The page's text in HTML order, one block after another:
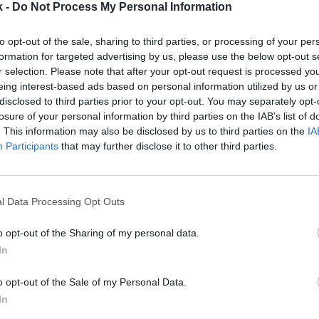
- Do Not Process My Personal Information
opt-out of the sale, sharing to third parties, or processing of your
for targeted advertising by us, please use the below opt-out
selection. Please note that after your opt-out request is processed
interest-based ads based on personal information utilized by us
to third parties prior to your opt-out. You may separately
of your personal information by third parties on the IAB’s list of
This information may also be disclosed by us to third parties on the
Participants that may further disclose it to other third parties.
Data Processing Opt Outs
opt-out of the Sharing of my personal data.
opt-out of the Sale of my Personal Data.
de dólares (230 millones de euros)captados
News
produce en un momento de auge para la
, con operaciones recientes como la de Somnee,
de dólares para su diadema de sueño con IA
de la NBA. El sector busca ir más allá de los
como pilar de la salud y el rendimiento
ha facturado más500 millones de dólares (428
haber multiplicado por diez sus ingresos desde el
.
permitirá crear lo que definen como el
interpretar biometría y modificar dinámicamente
la elevación o la rutina de sueño. “
Estamos
de la fisiología del sueño para simular y